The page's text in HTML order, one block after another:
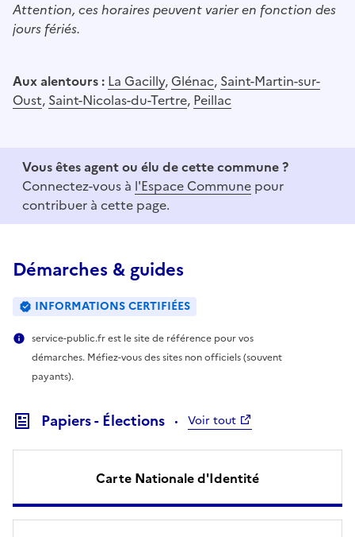
Attention, ces horaires peuvent varier en fonction des
jours fériés.
Aux alentours : La Gacilly,Glénac, Saint-Martin-sur-
Oust, Saint-Nicolas-du-Tertre, Peillac
Vous êtes agent ou élu de cette commune ?
Connectez-vous à l'Espace Commune pour
contribuer à cette page.
Démarches & guides
INFORMATIONS CERTIFIÉES
service-public.fr est le site de référence pour vos
démarches. Méfiez-vous des sites non officiels (souvent
payants).
Papiers - Élections Voir tout
Carte Nationale d'Identité